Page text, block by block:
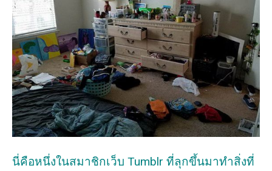
นี่คือหนึ่งในสมาชิกเว็บ Tumblr ที่ลุกขึ้นมาทำสิ่งที่